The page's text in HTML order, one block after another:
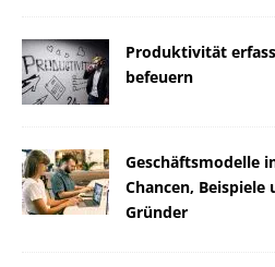
Produktivität
befeuern
Geschäftsmodelle
Chancen,
Gründer